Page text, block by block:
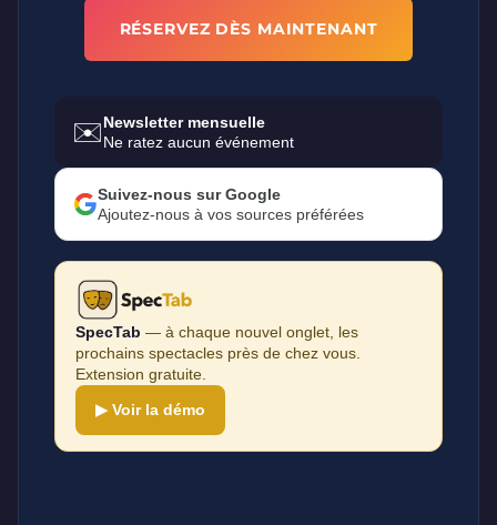
RÉSERVEZ DÈS MAINTENANT
✉️Newsletter mensuelle
Ne ratez aucun événement
Suivez-nous sur Google
Ajoutez-nous à vos sources préférées
SpecTab — à chaque nouvel onglet, les
prochains spectacles près de chez vous.
Extension gratuite.
▶ Voir la démo